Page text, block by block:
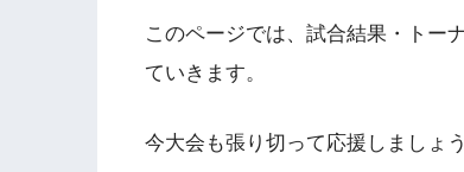
このページでは、試合結果・トー
ていきます。
今大会も張り切って応援しましょ